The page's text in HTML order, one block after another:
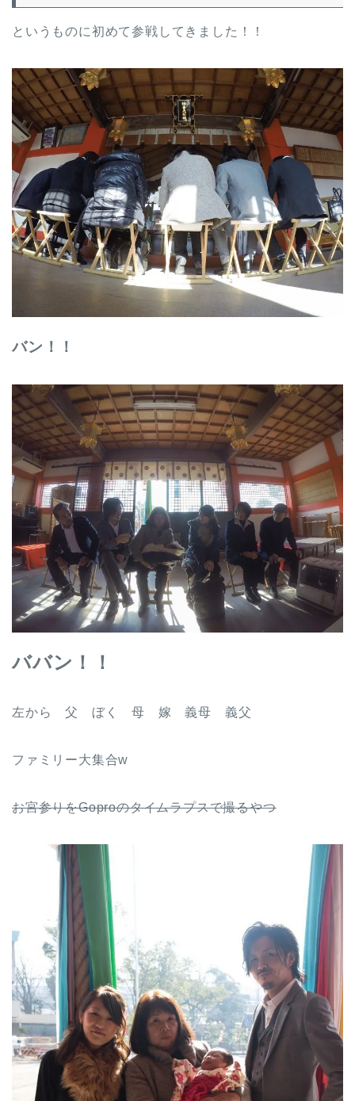
というものに初めて参戦してきました！！
バン！！
ババン！！
左から 父 ぼく 母 嫁 義母 義父
ファミリー大集合w
お宮参りをGoproのタイムラプスで撮るやつ